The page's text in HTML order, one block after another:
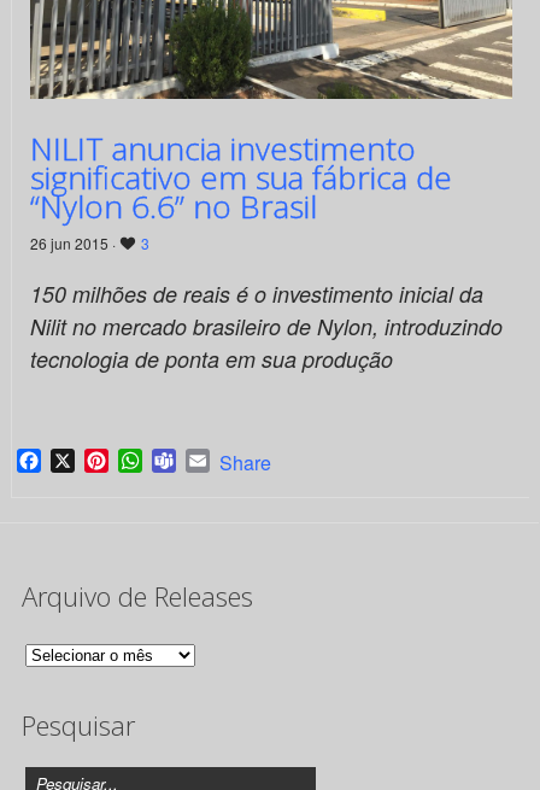
NILIT anuncia investimento
significativo em sua fábrica de
“Nylon 6.6” no Brasil
26 jun 2015 · 3
150 milhões de reais é o investimento inicial da
Nilitno mercado brasileiro de Nylon, introduzindo
tecnologia de ponta em sua produção
Facebook
X PinterestWhatsApp
TeamsEmail
Share
Arquivo de Releases
Arquivo
Releases
Pesquisar